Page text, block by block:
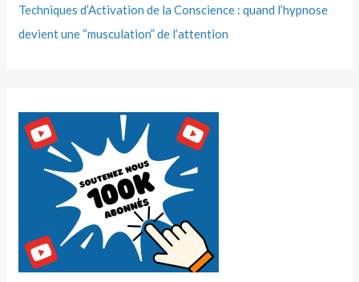
Techniques d’Activation de la Conscience : quand l’hypnose
devient une “musculation” de l’attention